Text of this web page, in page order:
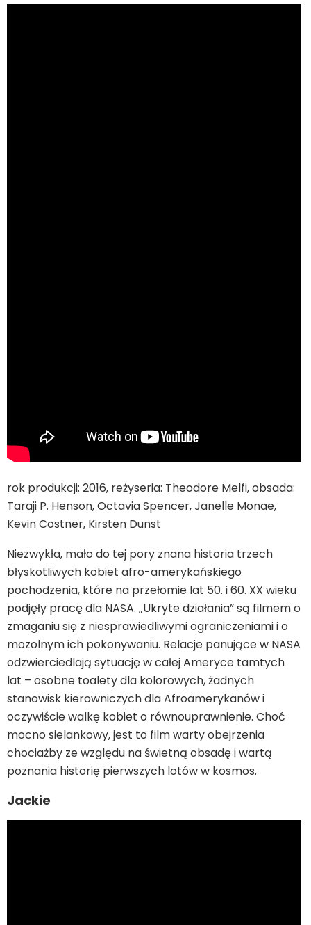
rok produkcji: 2016, reżyseria: Theodore Melfi, obsada:
Taraji P. Henson, Octavia Spencer, Janelle Monae,
Kevin Costner, Kirsten Dunst
Niezwykła, mało do tej pory znana historia trzech
błyskotliwych kobiet afro-amerykańskiego
pochodzenia, które na przełomie lat 50. i 60. XX wieku
podjęły pracę dla NASA. „Ukryte działania” są filmem o
zmaganiu się z niesprawiedliwymi ograniczeniami i o
mozolnym ich pokonywaniu. Relacje panujące w NASA
odzwierciedlają sytuację w całej Ameryce tamtych
lat – osobne toalety dla kolorowych, żadnych
stanowisk kierowniczych dla Afroamerykanów i
oczywiście walkę kobiet o równouprawnienie. Choć
mocno sielankowy, jest to film warty obejrzenia
chociażby ze względu na świetną obsadę i wartą
poznania historię pierwszych lotów w kosmos.
Jackie